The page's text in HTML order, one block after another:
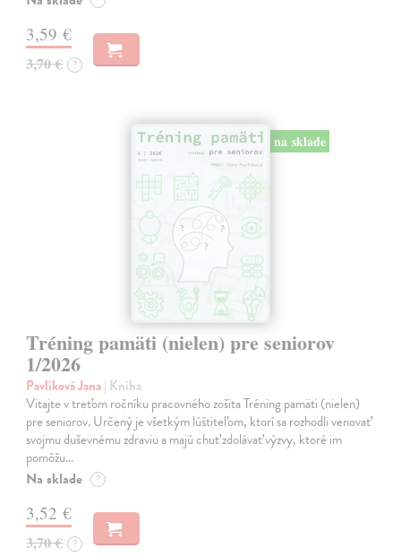
3,59 €
3,70 € ?
na sklade
Tréning pamäti (nielen) pre seniorov
1/2026
Pavlíková Jana| Kniha
Vitajte v treťom ročníku pracovného zošita Tréning pamäti (nielen)
pre seniorov. Určený je všetkým lúštiteľom, ktorí sa rozhodli venovať
svojmu duševnému zdraviu a majú chuť zdolávať výzvy, ktoré im
pomôžu…
Na sklade ?
3,52 €
3,70 € ?